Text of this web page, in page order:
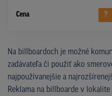
Cena ?
Na billboardoch je možné
zadávateľa či použiť ako
najpoužívanejšie a
Reklama na billboarde v